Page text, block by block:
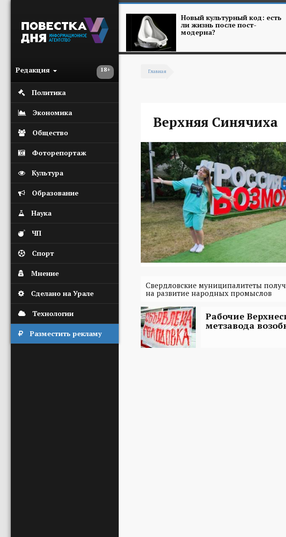
18+
Редакция
Политика
Экономика
Общество
Фоторепортаж
Культура
Образование
Наука
ЧП
Спорт
Мнение
Сделано на Урале
Технологии
Разместить рекламу
Новый культурный код: есть
ли жизнь после пост-
модерна?
Главная
Верхняя Синячиха
Свердловские муниципалитеты
на развитие народных промыслов
Рабочие
метзавода